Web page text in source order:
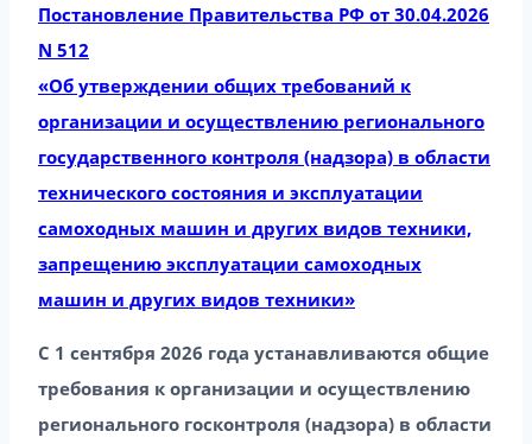
Постановление Правительства РФ от 30.04.2026
N 512
«Об утверждении общих требований к
организации и осуществлению регионального
государственного контроля (надзора) в области
технического состояния и эксплуатации
самоходных машин и других видов техники,
запрещению эксплуатации самоходных
машин и других видов техники»
С 1 сентября 2026 года устанавливаются общие
требования к организации и осуществлению
регионального госконтроля (надзора) в области